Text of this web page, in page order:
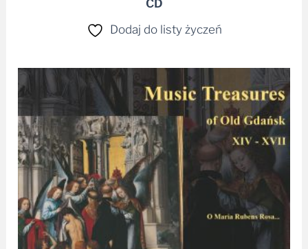
CD
Dodaj do listy życzeń